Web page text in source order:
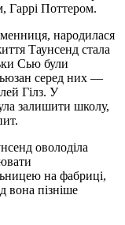
Гаррі Поттером.
народилася
Таунсенд стала
Сью були
серед них —
Гілз. У
залишити школу,
оволоділа
на фабриці,
вона пізніше